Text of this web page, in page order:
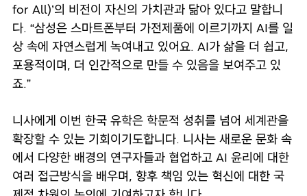
for All)’의 비전이 자신의 가치관과 닮아 있다고 말합니
다. “삼성은 스마트폰부터 가전제품에 이르기까지 AI를 일
상 속에 자연스럽게 녹여내고 있어요. AI가 삶을 더 쉽고,
포용적이며, 더 인간적으로 만들 수 있음을 보여주고 있
죠.”
니사에게 이번 한국 유학은 학문적 성취를 넘어 세계관을
확장할 수 있는 기회이기도합니다. 니사는 새로운 문화 속
에서 다양한 배경의 연구자들과 협업하고 AI 윤리에 대한
여러 접근방식을 배우며, 향후 책임 있는 혁신에 대한 국